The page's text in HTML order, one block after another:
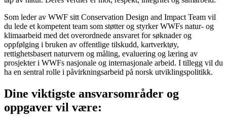
Som leder av WWF sitt Conservation Design and Impact Team vil
du lede et kompetent team som støtter og styrker WWFs natur- og
klimaarbeid med det overordnede ansvaret for søknader og
oppfølging i bruken av offentlige tilskudd, kartverktøy,
rettighetsbasert naturvern og måling, evaluering og læring av
prosjekter i WWFs nasjonale og internasjonale arbeid. I tillegg vil du
ha en sentral rolle i påvirkningsarbeid på norsk utviklingspolitikk.
Dine viktigste ansvarsområder og
oppgaver vil være: